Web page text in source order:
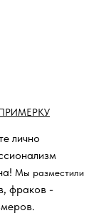
лично
Мы разместили
фраков -